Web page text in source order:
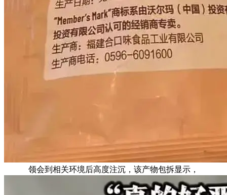
领会到相关环境后高度注沉，该产物包拆显示，